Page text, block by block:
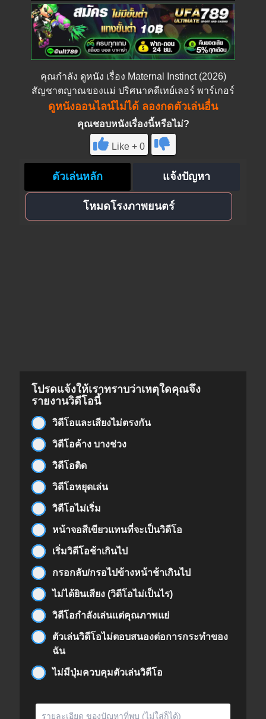
คุณกำลัง ดูหนัง เรื่อง Maternal Instinct (2026)
สัญชาตญาณของแม่ ปริศนาคดีเทย์เลอร์ พาร์เกอร์
ดูหนังออนไลน์ไม่ได้ ลองกดตัวเล่นอื่น
คุณชอบหนังเรื่องนี้หรือไม่?
Like + 0
ตัวเล่นหลัก แจ้งปัญหา
โหมดโรงภาพยนตร์
โปรดแจ้งให้เราทราบว่าเหตุใดคุณจึง
รายงานวิดีโอนี้
วิดีโอและเสียงไม่ตรงกัน
วิดีโอค้าง บางช่วง
วิดีโอติด
วิดีโอหยุดเล่น
วิดีโอไม่เริ่ม
หน้าจอสีเขียวแทนที่จะเป็นวิดีโอ
เริ่มวิดีโอช้าเกินไป
กรอกลับ/กรอไปข้างหน้าช้าเกินไป
ไม่ได้ยินเสียง (วิดีโอไม่เป็นไร)
วิดีโอกำลังเล่นแต่คุณภาพแย่
ตัวเล่นวิดีโอไม่ตอบสนองต่อการกระทำของ
ฉัน
ไม่มีปุ่มควบคุมตัวเล่นวิดีโอ